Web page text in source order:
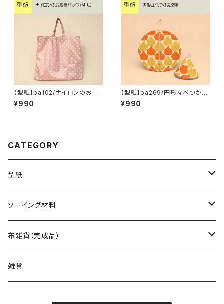
【型紙】pa102/ナイロンのお風
呂バッグ（M・L）
¥990
【型紙】pa269/円形なべつかみ
2種
¥990
CATEGORY
型紙
バッグ（型紙）
トートバッグ（型紙）
ショルダーバッグ（型紙）
ポーチ・ケース（型紙）
ファスナーポーチ（型紙）
巾着袋・布袋（型紙）
ソーイング材料
生地
キット
布雑貨（完成品）
バッグ
雑貨